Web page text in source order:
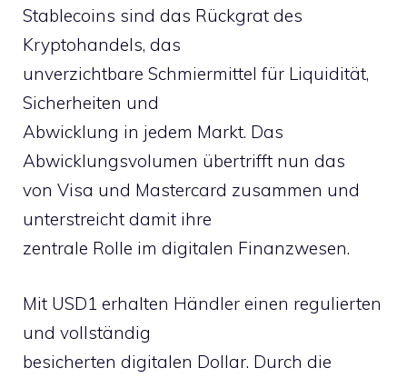
Stablecoins sind das Rückgrat des
Kryptohandels, das
unverzichtbare Schmiermittel für Liquidität,
Sicherheiten und
Abwicklung in jedem Markt. Das
Abwicklungsvolumen übertrifft nun das
von Visa und Mastercard zusammen und
unterstreicht damit ihre
zentrale Rolle im digitalen Finanzwesen.
Mit USD1 erhalten Händler einen regulierten
und vollständig
besicherten digitalen Dollar. Durch die